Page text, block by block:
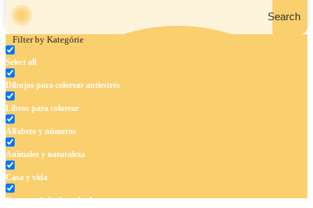
Search
Filter by Kategórie
Select all
Dibujos para colorear antiestrés
Libros para colorear
Alfabeto y números
Animales y naturaleza
Casa y vida
Cuentos de hadas y hadas